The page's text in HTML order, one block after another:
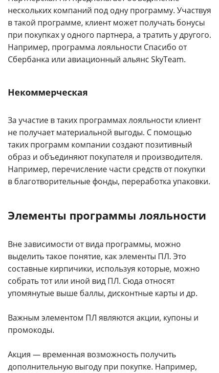
нескольких компаний под одну программу. Участвуя
в такой программе, клиент может получать бонусы
при покупках у одного партнера, а тратить у другого.
Например, программа лояльности Спасибо от
Сбербанка или авиационный альянс SkyTeam.
Некоммерческая
За участие в таких программах лояльности клиент
не получает материальной выгоды. С помощью
таких программ компании создают позитивный
образ и объединяют покупателя и производителя.
Например, перечисление части средств от покупки
в благотворительные фонды, переработка упаковки.
Элементы программы лояльности
Вне зависимости от вида программы, можно
выделить такое понятие, как элементы ПЛ. Это
составные кирпичики, используя которые, можно
собрать тот или иной вид ПЛ. Сюда относят
упомянутые выше баллы, дисконтные карты и др.
Важным элементом ПЛ являются акции, купоны и
промокоды.
Акция — временная возможность получить
дополнительную выгоду при покупке. Например,